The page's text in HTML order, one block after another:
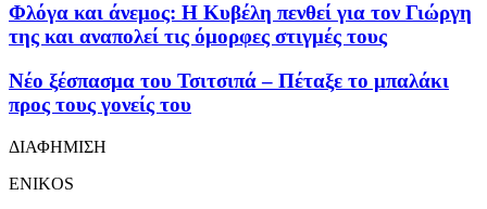
Φλόγα και άνεμος: Η Κυβέλη πενθεί για τον Γιώργη
της και αναπολεί τις όμορφες στιγμές τους
Νέο ξέσπασμα του Τσιτσιπά – Πέταξε το μπαλάκι
προς τους γονείς του
ΔΙΑΦΗΜΙΣΗ
ENIKOS